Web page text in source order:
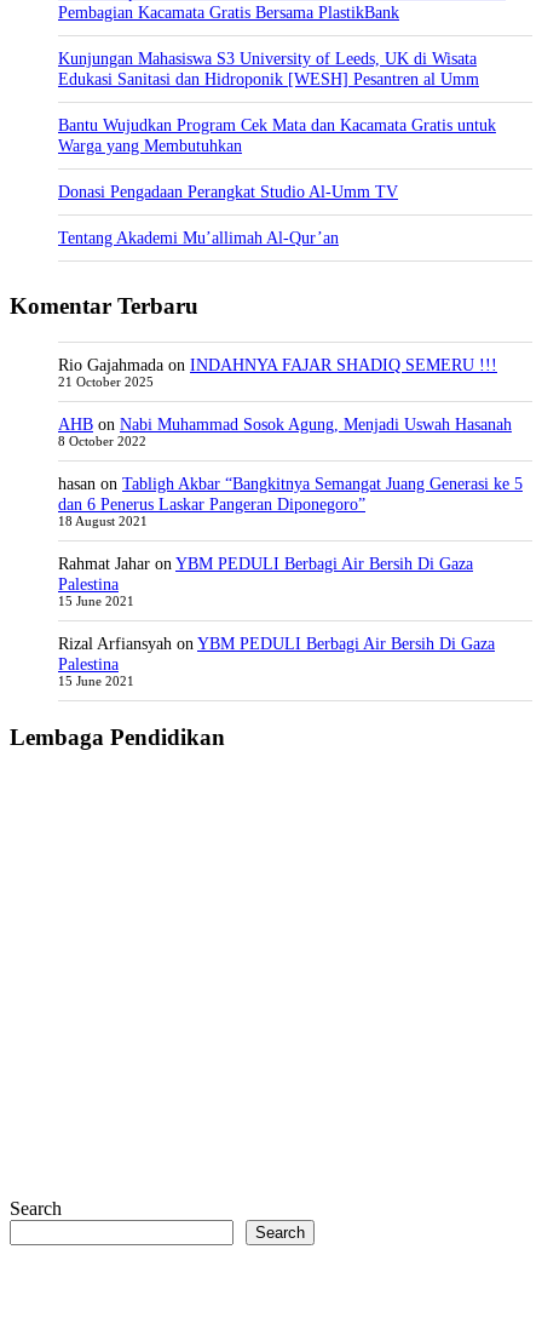
Pembagian Kacamata Gratis Bersama PlastikBank
Kunjungan Mahasiswa S3 University of Leeds, UK di Wisata
Edukasi Sanitasi dan Hidroponik [WESH] Pesantren al Umm
Bantu Wujudkan Program Cek Mata dan Kacamata Gratis untuk
Warga yang Membutuhkan
Donasi Pengadaan Perangkat Studio Al-Umm TV
Tentang Akademi Mu’allimah Al-Qur’an
Komentar Terbaru
Rio Gajahmada on INDAHNYA FAJAR SHADIQ SEMERU !!!
21 October 2025
AHB on Nabi Muhammad Sosok Agung, Menjadi Uswah Hasanah
8 October 2022
hasan on Tabligh Akbar “Bangkitnya Semangat Juang Generasi ke 5
dan 6 Penerus Laskar Pangeran Diponegoro”
18 August 2021
Rahmat Jahar onYBM PEDULI Berbagi Air Bersih Di Gaza
Palestina
15 June 2021
Rizal Arfiansyah onYBM PEDULI Berbagi Air Bersih Di Gaza
Palestina
15 June 2021
Lembaga Pendidikan
Search
Search